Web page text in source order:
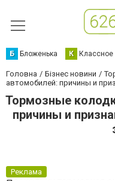
Б Бложенька К Классное
Головна Бізнес новини
автомобилей: причины и
Тормозные
причины и
Реклама